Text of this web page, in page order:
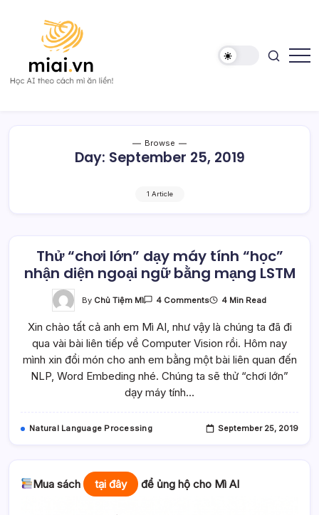
Browse
Day: September 25, 2019
1 Article
Thử “chơi lớn” dạy máy tính “học”
nhận diện ngoại ngữ bằng mạng LSTM
By Chủ Tiệm Mì 4 CommentsOn
Lớn”
Máy
Tính
“học”
Nhận
Diện
LSTM
4 Min Read
Xin chào tất cả anh em Mì AI, như vậy là chúng ta đã đi
qua vài bài liên tiếp về Computer Vision rồi. Hôm nay
mình xin đổi món cho anh em bằng một bài liên quan đến
NLP, Word Embeding nhé. Chúng ta sẽ thử “chơi lớn”
dạy máy tính…
Natural Language Processing September 25, 2019
Mua sách tại đây để ủng hộ cho Mì AI